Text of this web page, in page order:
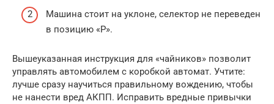
Машина стоит на уклоне, селектор не переведен
в позицию «Р».
Вышеуказанная инструкция для «чайников» позволит
управлять автомобилем с коробкой автомат. Учтите:
лучше сразу научиться правильному вождению, чтобы
не нанести вред АКПП. Исправить вредные привычки